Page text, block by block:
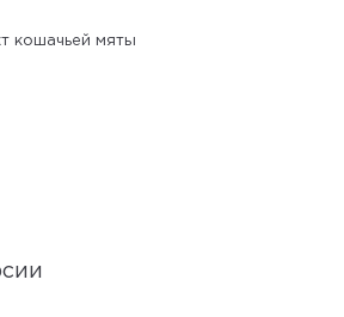
кошачьей мяты